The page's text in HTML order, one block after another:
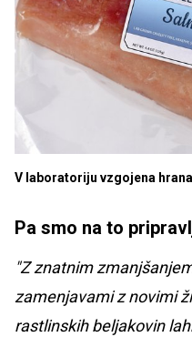
V laboratoriju vzgojena hrana
Pa smo na to
"Z znatnim
zamenjavami z novimi
rastlinskih beljakovin